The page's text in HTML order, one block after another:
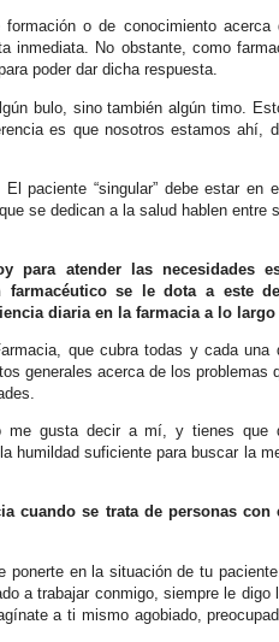
o de conocimiento
inmediata. No obstante, como
poder dar dicha respuesta.
bulo, sino también algún timo.
es que nosotros estamos ahí,
paciente “singular” debe estar en
se dedican a la salud hablen entre
para atender las necesidades
se le dota a este
diaria en la farmacia a lo
que cubra todas y cada una
generales acerca de los problemas
me gusta decir a mí, y tienes que
humildad suficiente para buscar la
cuando se trata de personas con
en la situación de tu
a trabajar conmigo, siempre le
a ti mismo agobiado,